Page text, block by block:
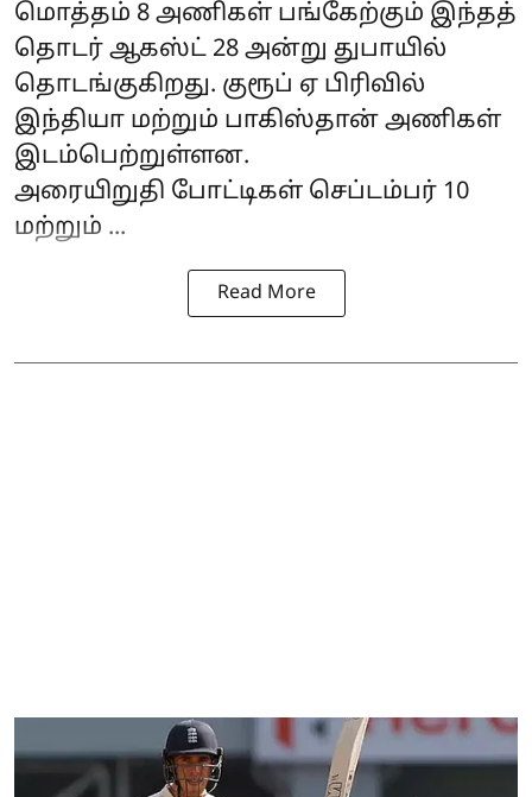
மொத்தம் 8 அணிகள் பங்கேற்கும் இந்தத்
தொடர் ஆகஸ்ட் 28 அன்று துபாயில்
தொடங்குகிறது. குரூப் ஏ பிரிவில்
இந்தியா மற்றும் பாகிஸ்தான் அணிகள்
இடம்பெற்றுள்ளன.
அரையிறுதி போட்டிகள் செப்டம்பர் 10
மற்றும் ...
Read More